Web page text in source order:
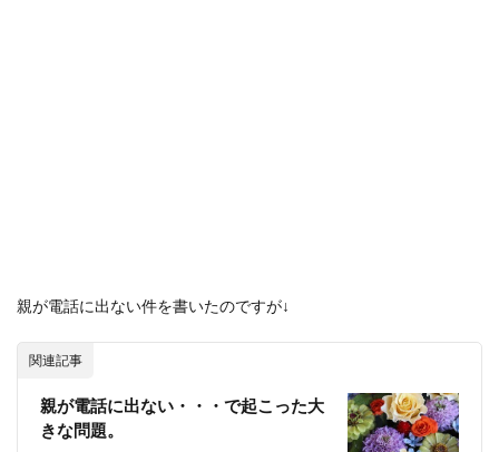
親が電話に出ない件を書いたのですが↓
関連記事
親が電話に出ない・・・で起こった大
きな問題。